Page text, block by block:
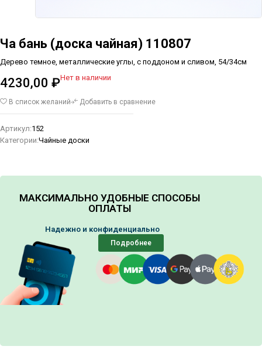
Ча бань (доска чайная) 110807
Дерево темное, металлические углы, с поддоном и сливом, 54/34см
4230,00 ₽Нет в наличии
В список желаний Добавить в сравнение
Артикул:152
Категории:Чайные доски
МАКСИМАЛЬНО УДОБНЫЕ СПОСОБЫ
ОПЛАТЫ
Надежно и конфиденциально
Подробнее